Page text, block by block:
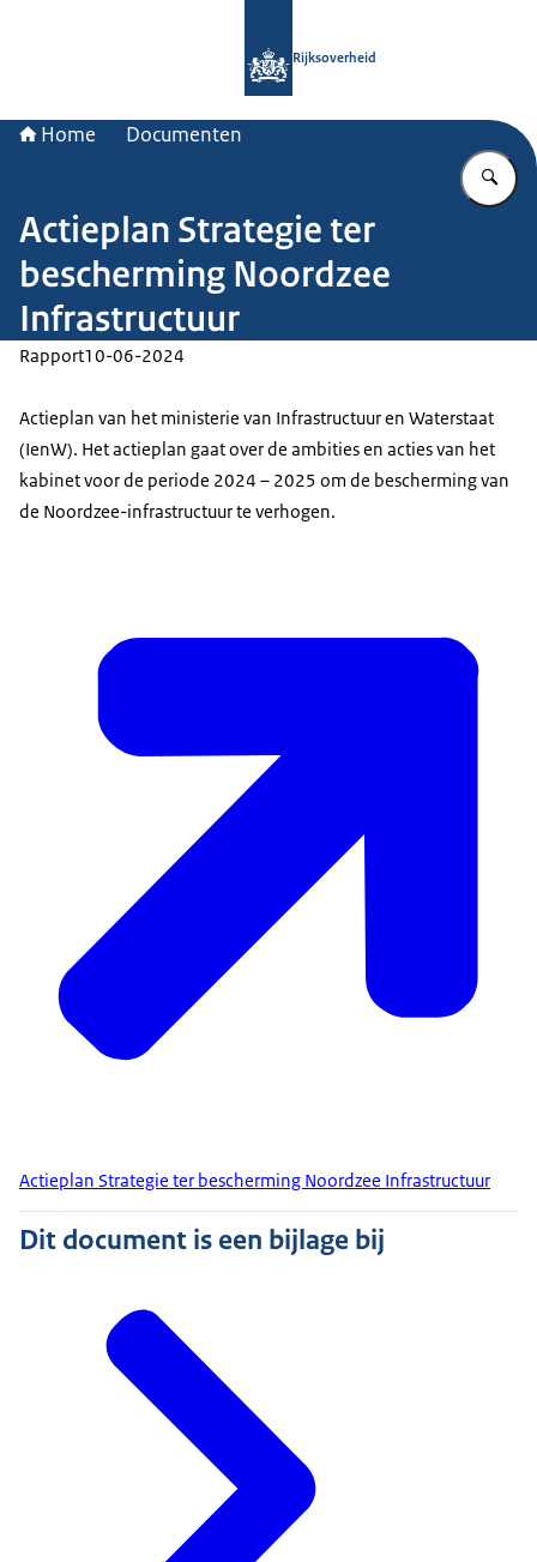
Rijksoverheid
Home Documenten
Actieplan Strategie ter
bescherming Noordzee
Infrastructuur
Rapport10-06-2024
Actieplan van het ministerie van Infrastructuur en Waterstaat
(IenW). Het actieplan gaat over de ambities en acties van het
kabinet voor de periode 2024 – 2025 om de bescherming van
de Noordzee-infrastructuur te verhogen.
Actieplan Strategie ter bescherming Noordzee Infrastructuur
Dit document is een bijlage bij